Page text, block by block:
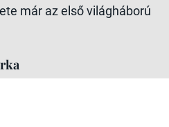
már az első világháború